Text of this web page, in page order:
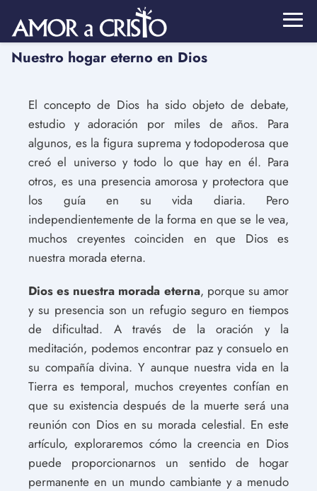
Nuestro hogar eterno en Dios
El concepto de Dios ha sido objeto de debate,
estudio y adoración por miles de años. Para
algunos, es la figura suprema y todopoderosa que
creó el universo y todo lo que hay en él. Para
otros, es una presencia amorosa y protectora que
los guía en su vida diaria. Pero
independientemente de la forma en que se le vea,
muchos creyentes coinciden en que Dios es
nuestra morada eterna.
Dios es nuestra morada eterna, porque su amor
y su presencia son un refugio seguro en tiempos
de dificultad. A través de la oración y la
meditación, podemos encontrar paz y consuelo en
su compañía divina. Y aunque nuestra vida en la
Tierra es temporal, muchos creyentes confían en
que su existencia después de la muerte será una
reunión con Dios en su morada celestial. En este
artículo, exploraremos cómo la creencia en Dios
puede proporcionarnos un sentido de hogar
permanente en un mundo cambiante y a menudo